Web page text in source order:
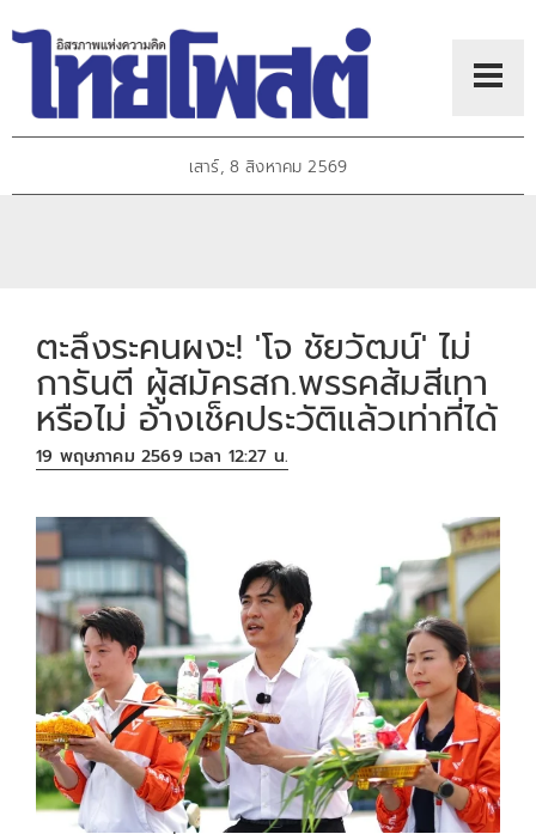
เสาร์, 8 สิงหาคม 2569
ตะลึงระคนผงะ! 'โจ ชัยวัฒน์' ไม่
การันตี ผู้สมัครสก.พรรคส้มสีเทา
หรือไม่ อ้างเช็คประวัติแล้วเท่าที่ได้
19 พฤษภาคม 2569 เวลา 12:27 น.